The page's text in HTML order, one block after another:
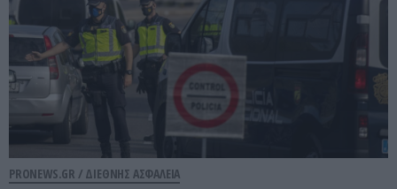
PRONEWS.GR / ΔΙΕΘΝΗΣ ΑΣΦΑΛΕΙΑ